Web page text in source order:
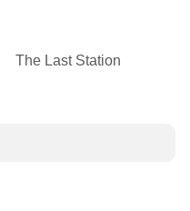
Last Station